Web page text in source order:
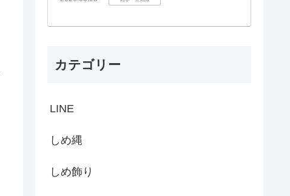
カテゴリー
LINE
しめ縄
しめ飾り